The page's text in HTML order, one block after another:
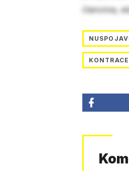
člancima,